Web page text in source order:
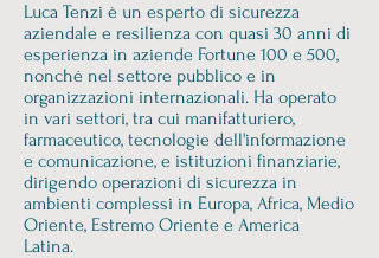
Luca Tenzi è un esperto di sicurezza
aziendale e resilienza con quasi 30 anni di
esperienza in aziende Fortune 100 e 500,
nonché nel settore pubblico e in
organizzazioni internazionali. Ha operato
in vari settori, tra cui manifatturiero,
farmaceutico, tecnologie dell'informazione
e comunicazione, e istituzioni finanziarie,
dirigendo operazioni di sicurezza in
ambienti complessi in Europa, Africa, Medio
Oriente, Estremo Oriente e America
Latina.